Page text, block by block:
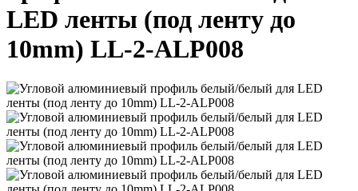
LED ленты (под ленту до
10mm) LL-2-ALP008